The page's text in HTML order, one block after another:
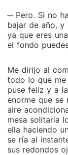
─ Pero. Si no
bajar de año, y
ya que eres
el fondo
Me dirijo al
todo lo que me
puse feliz y a
enorme que se
aire
mesa solitaria
ella haciendo
se ría al
sus redondos